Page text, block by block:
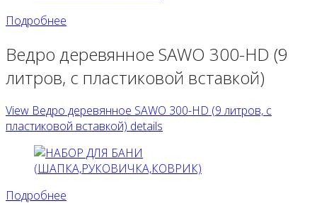
Подробнее
Ведро деревянное SAWO 300-HD (9
литров, с пластиковой вставкой)
View Ведро деревянное SAWO 300-HD (9 литров, с
пластиковой вставкой) details
Подробнее